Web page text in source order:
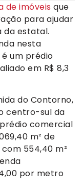
de imóveis que
para ajudar
da estatal.
nesta
um prédio
em R$ 8,3
do Contorno,
centro-sul da
comercial
m² de
554,40 m²
por metro